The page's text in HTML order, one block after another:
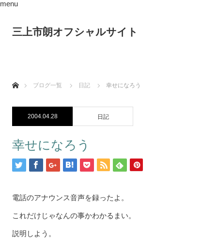
三上市朗オフシャルサイト
menu
ブログ一覧
日記 幸せになろう
2004.04.28 日記
幸せになろう
電話のアナウンス音声を録ったよ。
これだけじゃなんの事かわかるまい。
説明しよう。